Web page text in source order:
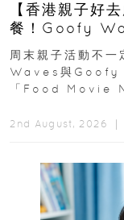
【香港親子好
餐！Goofy
外影院逢週末
周末親子活動不
Waves與Goofy
「Food
2nd August, 2026 ｜